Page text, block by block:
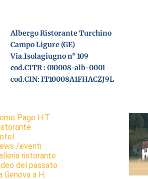
Albergo Ristorante Turchino
Campo Ligure (GE)
Via.Isolagiugno n° 109
cod.CITR : 010008-alb-0001
cod.CIN: IT10008A1FHACZJ9L
Page H.T
/eventi
ristorante
del passato
Genova a H.